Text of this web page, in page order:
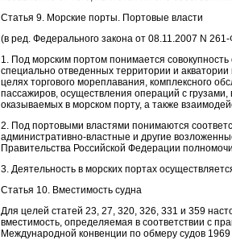
Статья 9. Морские порты. Портовые власти
(в ред. Федерального закона от 08.11.2007 N
1. Под морским портом понимается
специально отведенных территории и
целях торгового мореплавания, комплексного
пассажиров, осуществления операций с грузами,
оказываемых в морском порту, а также
2. Под портовыми властями понимаются
административно-властные и другие
Правительства Российской Федерации
3. Деятельность в морских портах
Статья 10. Вместимость судна
Для целей статей 23, 27, 320, 326, 331 и 359
вместимость, определяемая в соответствии с
Международной конвенции по обмеру судов 1969